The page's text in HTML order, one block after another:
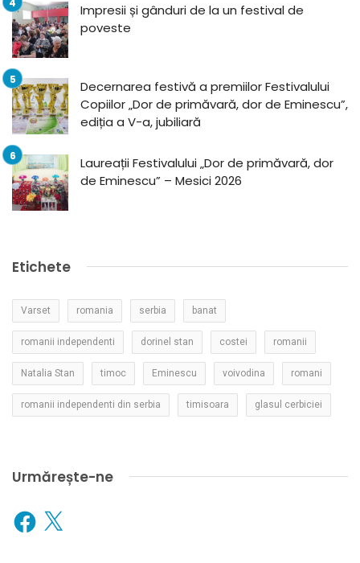
Impresii și gânduri de la un festival de
poveste
Decernarea festivă a premiilor Festivalului
Copiilor „Dor de primăvară, dor de Eminescu”,
ediția a V-a, jubiliară
Laureații Festivalului „Dor de primăvară, dor
de Eminescu” – Mesici 2026
Etichete
Varset romania serbia banat
romanii independenti dorinel stan costei romanii
Natalia Stan timoc Eminescu voivodina romani
romanii independenti din serbia timisoara glasul cerbiciei
Urmărește-ne
Facebook
X